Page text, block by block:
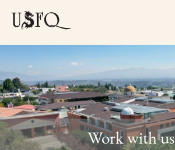
Previous
Work with us